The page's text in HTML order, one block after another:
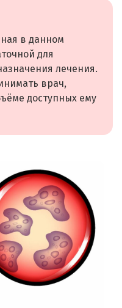
в данном
для
лечения.
врач,
доступных ему